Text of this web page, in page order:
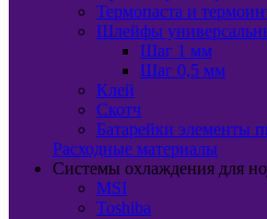
Термопаста и
Шлейфы
Шаг 1 мм
Шаг 0,5 мм
Клей
Скотч
Батарейки элементы
Расходные материалы
Системы охлаждения для
MSI
Toshiba